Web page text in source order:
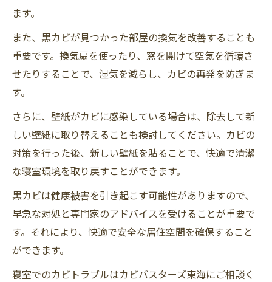
ます。
また、黒カビが見つかった部屋の換気を改善することも
重要です。換気扇を使ったり、窓を開けて空気を循環さ
せたりすることで、湿気を減らし、カビの再発を防ぎま
す。
さらに、壁紙がカビに感染している場合は、除去して新
しい壁紙に取り替えることも検討してください。カビの
対策を行った後、新しい壁紙を貼ることで、快適で清潔
な寝室環境を取り戻すことができます。
黒カビは健康被害を引き起こす可能性がありますので、
早急な対処と専門家のアドバイスを受けることが重要で
す。それにより、快適で安全な居住空間を確保すること
ができます。
寝室でのカビトラブルはカビバスターズ東海にご相談く